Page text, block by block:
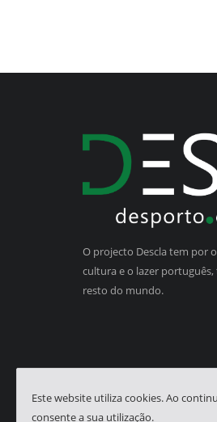
O projecto Descla tem por
cultura e o lazer
resto do mundo.
Este website utiliza cookies. Ao
consente a sua utilização.